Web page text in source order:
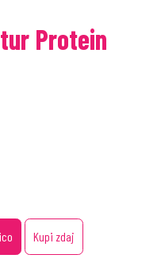
Protein
Kupi zdaj